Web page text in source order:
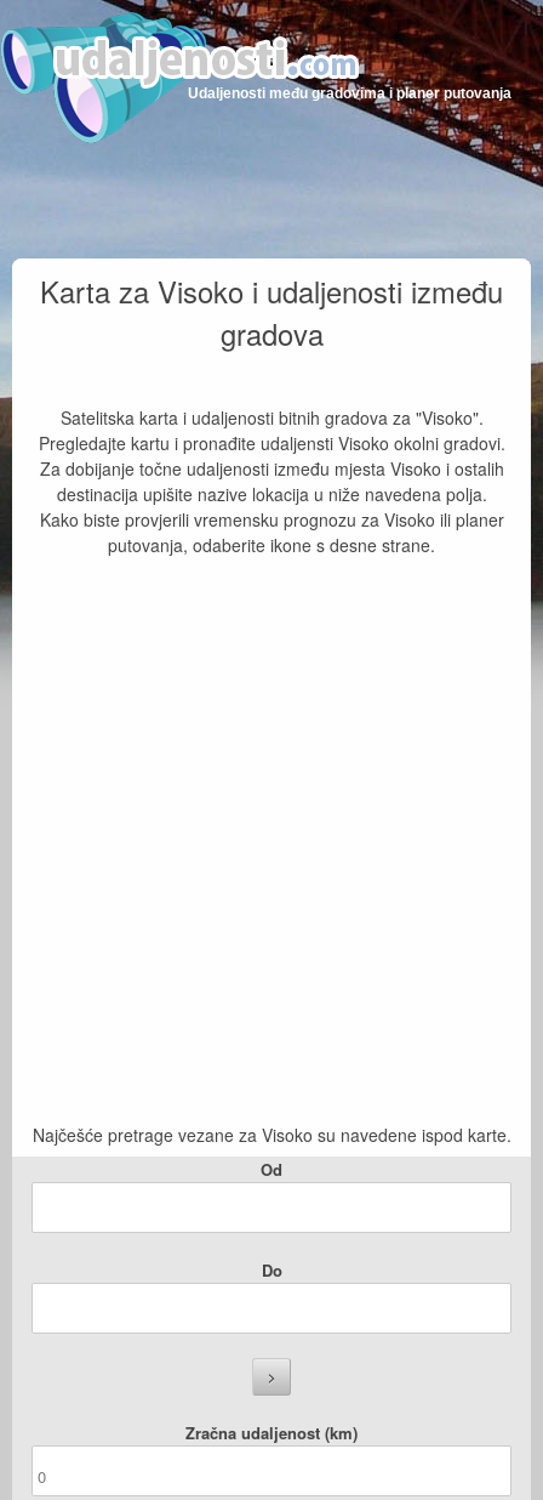
Udaljenosti među gradovima i planer putovanja
Karta za Visoko i udaljenosti između
gradova
Satelitska karta i udaljenosti bitnih gradova za "Visoko".
Pregledajte kartu i pronađite udaljensti Visoko okolni gradovi.
Za dobijanje točne udaljenosti između mjesta Visoko i ostalih
destinacija upišite nazive lokacija u niže navedena polja.
Kako biste provjerili vremensku prognozu za Visoko ili planer
putovanja, odaberite ikone s desne strane.
Najčešće pretrage vezane za Visoko su navedene ispod karte.
Od
Do
Zračna udaljenost (km)